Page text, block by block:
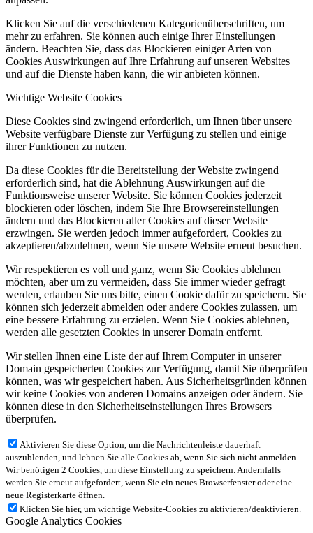
Klicken Sie auf die verschiedenen Kategorienüberschriften, um
mehr zu erfahren. Sie können auch einige Ihrer Einstellungen
ändern. Beachten Sie, dass das Blockieren einiger Arten von
Cookies Auswirkungen auf Ihre Erfahrung auf unseren Websites
und auf die Dienste haben kann, die wir anbieten können.
Wichtige Website Cookies
Diese Cookies sind zwingend erforderlich, um Ihnen über unsere
Website verfügbare Dienste zur Verfügung zu stellen und einige
ihrer Funktionen zu nutzen.
Da diese Cookies für die Bereitstellung der Website zwingend
erforderlich sind, hat die Ablehnung Auswirkungen auf die
Funktionsweise unserer Website. Sie können Cookies jederzeit
blockieren oder löschen, indem Sie Ihre Browsereinstellungen
ändern und das Blockieren aller Cookies auf dieser Website
erzwingen. Sie werden jedoch immer aufgefordert, Cookies zu
akzeptieren/abzulehnen, wenn Sie unsere Website erneut besuchen.
Wir respektieren es voll und ganz, wenn Sie Cookies ablehnen
möchten, aber um zu vermeiden, dass Sie immer wieder gefragt
werden, erlauben Sie uns bitte, einen Cookie dafür zu speichern. Sie
können sich jederzeit abmelden oder andere Cookies zulassen, um
eine bessere Erfahrung zu erzielen. Wenn Sie Cookies ablehnen,
werden alle gesetzten Cookies in unserer Domain entfernt.
Wir stellen Ihnen eine Liste der auf Ihrem Computer in unserer
Domain gespeicherten Cookies zur Verfügung, damit Sie überprüfen
können, was wir gespeichert haben. Aus Sicherheitsgründen können
wir keine Cookies von anderen Domains anzeigen oder ändern. Sie
können diese in den Sicherheitseinstellungen Ihres Browsers
überprüfen.
Aktivieren Sie diese Option, um die Nachrichtenleiste dauerhaft
auszublenden, und lehnen Sie alle Cookies ab, wenn Sie sich nicht anmelden.
Wir benötigen 2 Cookies, um diese Einstellung zu speichern. Andernfalls
werden Sie erneut aufgefordert, wenn Sie ein neues Browserfenster oder eine
neue Registerkarte öffnen.
Klicken Sie hier, um wichtige Website-Cookies zu aktivieren/deaktivieren.
Google Analytics Cookies